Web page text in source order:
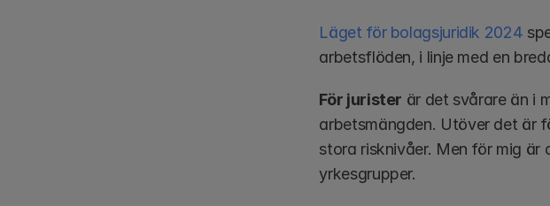
Läget för bolagsjuridik 2024
arbetsflöden, i linje med en
För jurister är det svårare än i
arbetsmängden. Utöver det är
stora risknivåer. Men för mig är
yrkesgrupper.